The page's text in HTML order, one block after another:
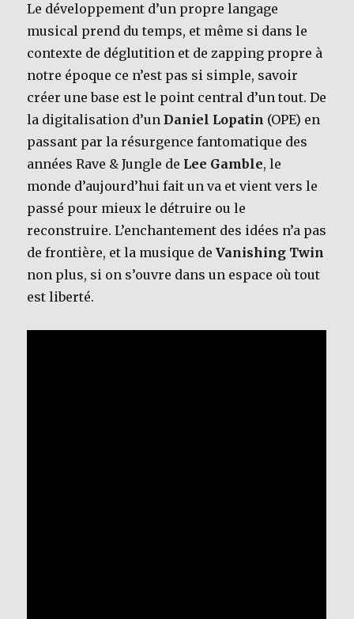
Le développement d’un propre langage
musical prend du temps, et même si dans le
contexte de déglutition et de zapping propre à
notre époque ce n’est pas si simple, savoir
créer une base est le point central d’un tout. De
la digitalisation d’unDaniel Lopatin (OPE) en
passant par la résurgence fantomatique des
années Rave & Jungle de Lee Gamble, le
monde d’aujourd’hui fait un va et vient vers le
passé pour mieux le détruire ou le
reconstruire. L’enchantement des idées n’a pas
de frontière, et la musique deVanishing Twin
non plus, si on s’ouvre dans un espace où tout
est liberté.